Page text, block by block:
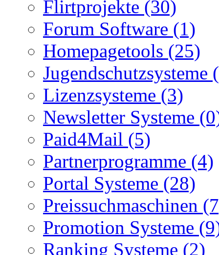
Flirtprojekte (30)
Forum Software (1)
Homepagetools (25)
Jugendschutzsysteme
Lizenzsysteme (3)
Newsletter Systeme
Paid4Mail (5)
Partnerprogramme (4)
Portal Systeme (28)
Preissuchmaschinen
Promotion Systeme
Ranking Systeme (2)